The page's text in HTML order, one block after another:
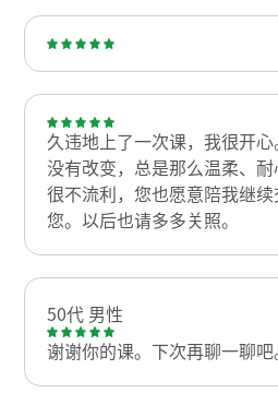
久违地上了一次课，我很开
没有改变，总是那么温柔、
很不流利，您也愿意陪我继
您。以后也请多多关照。
50代 男性
谢谢你的课。下次再聊一聊吧